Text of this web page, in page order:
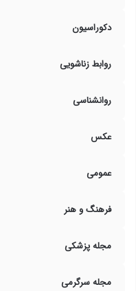
دکوراسیون
روابط زناشویی
روانشناسی
عکس
عمومی
فرهنگ و هنر
مجله پزشکی
مجله سرگرمی